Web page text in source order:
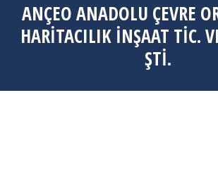
ANÇEO ANADOLU ÇEVRE
HARİTACILIK İNŞAAT TİC.
ŞTİ.